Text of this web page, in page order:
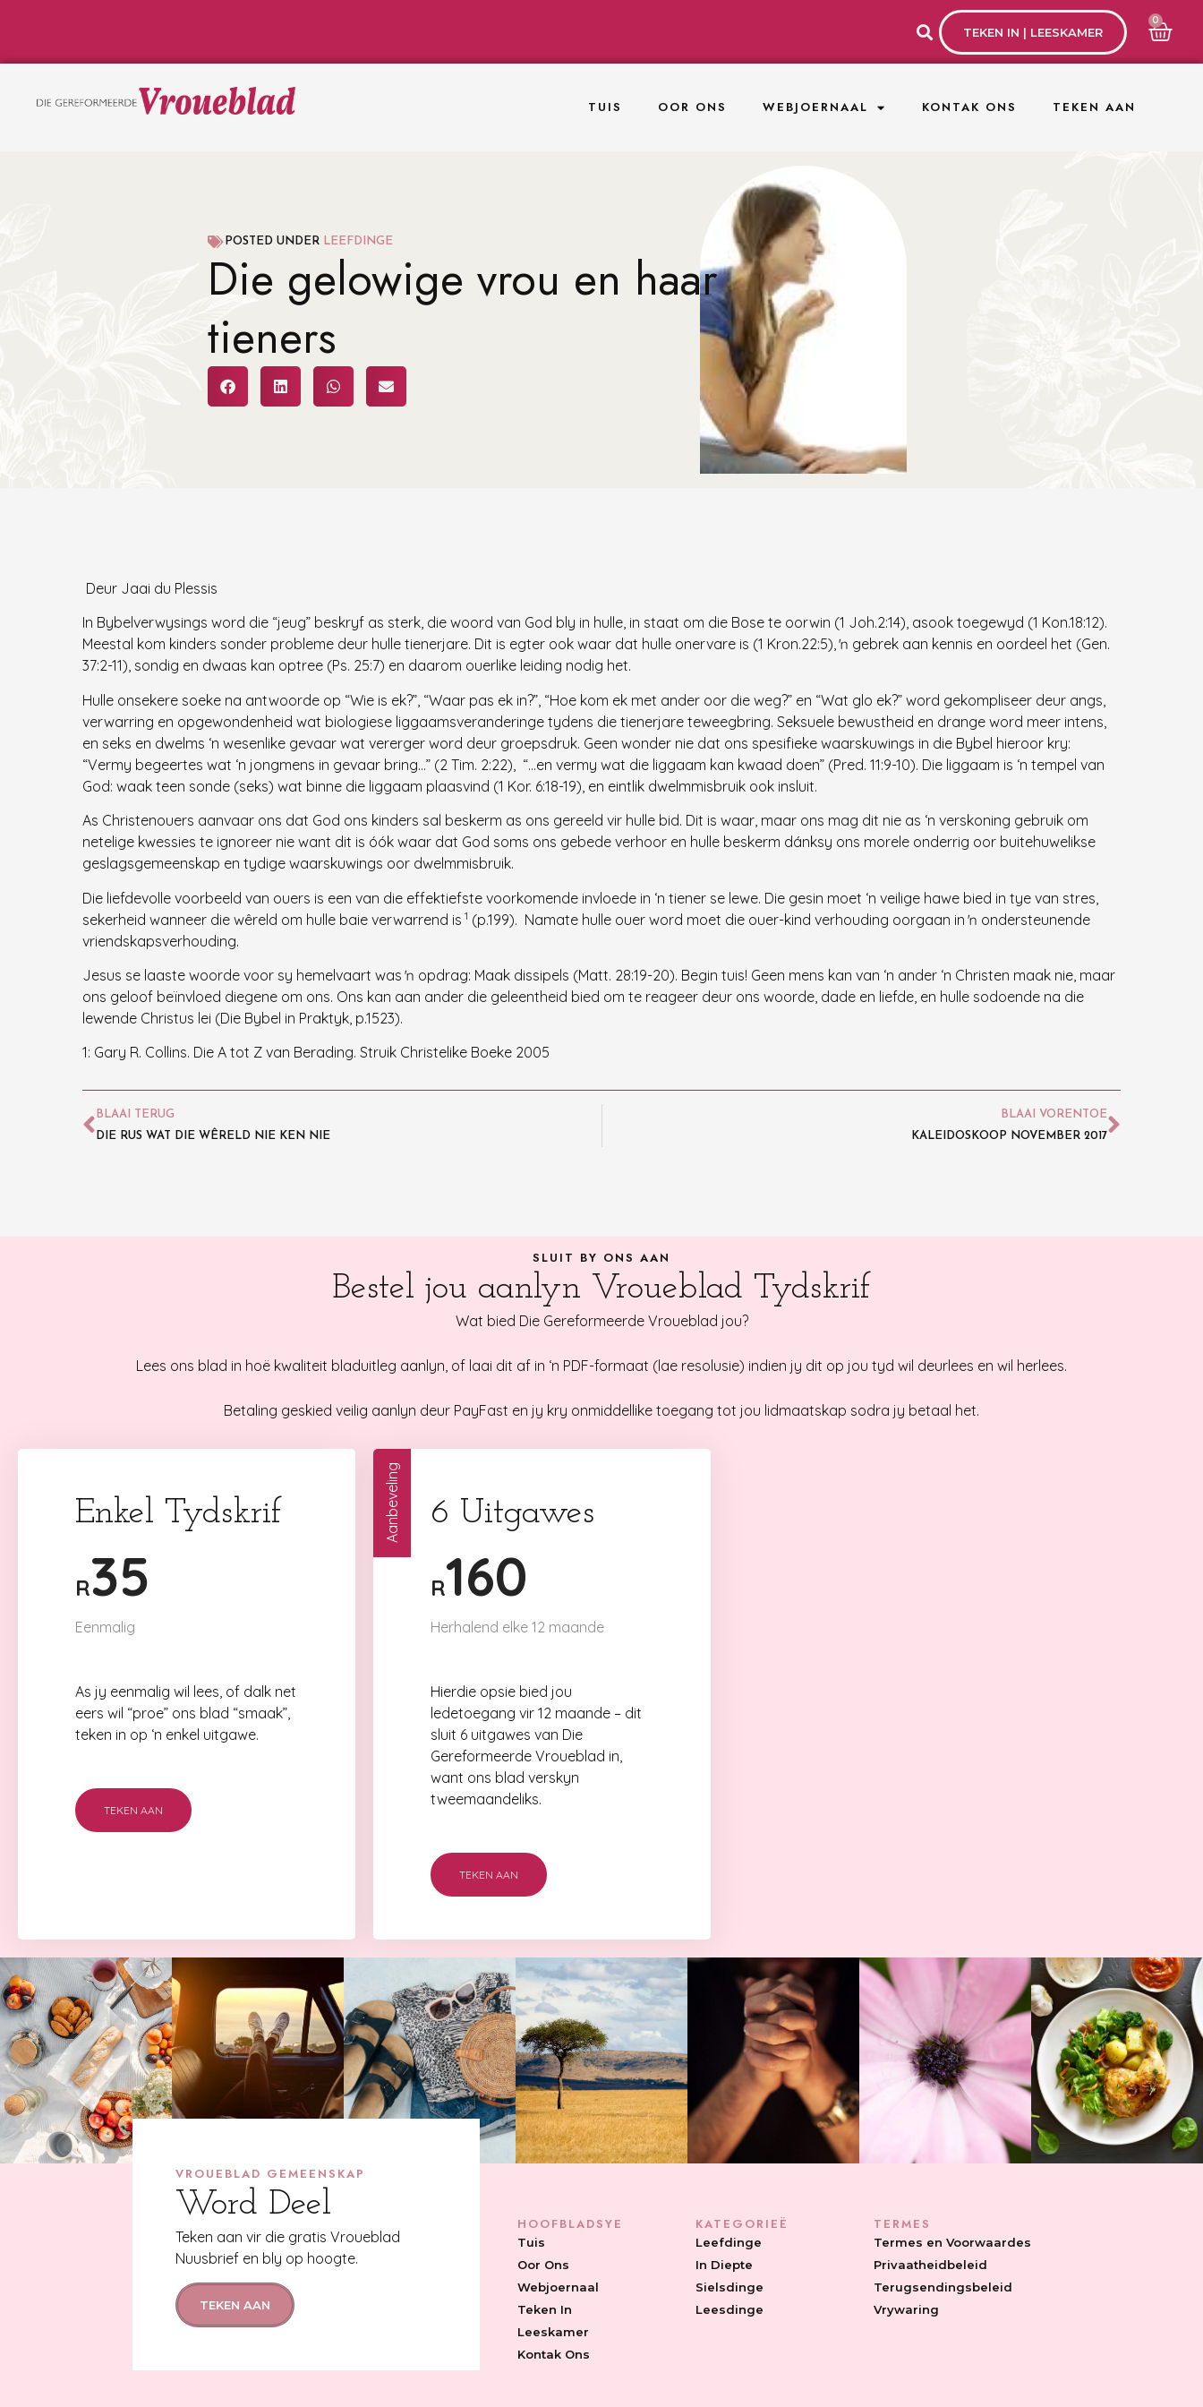
TEKEN IN | LEESKAMER
0
TUIS OOR ONS WEBJOERNAAL KONTAK ONS TEKEN AAN
POSTED UNDER LEEFDINGE
Die gelowige vrou en haar
tieners
Deur Jaai du Plessis
In Bybelverwysings word die “jeug” beskryf as sterk, die woord van God bly in hulle, in staat om die Bose te oorwin (1 Joh.2:14), asook toegewyd (1 Kon.18:12).
Meestal kom kinders sonder probleme deur hulle tienerjare. Dit is egter ook waar dat hulle onervare is (1 Kron.22:5), ŉ gebrek aan kennis en oordeel het (Gen.
37:2-11), sondig en dwaas kan optree (Ps. 25:7) en daarom ouerlike leiding nodig het.
Hulle onsekere soeke na antwoorde op “Wie is ek?”, “Waar pas ek in?”, “Hoe kom ek met ander oor die weg?” en “Wat glo ek?” word gekompliseer deur angs,
verwarring en opgewondenheid wat biologiese liggaamsveranderinge tydens die tienerjare teweegbring. Seksuele bewustheid en drange word meer intens,
en seks en dwelms ‘n wesenlike gevaar wat vererger word deur groepsdruk. Geen wonder nie dat ons spesifieke waarskuwings in die Bybel hieroor kry:
“Vermy begeertes wat ‘n jongmens in gevaar bring…” (2 Tim. 2:22), “…en vermy wat die liggaam kan kwaad doen” (Pred. 11:9-10). Die liggaam is ‘n tempel van
God: waak teen sonde (seks) wat binne die liggaam plaasvind (1 Kor. 6:18-19), en eintlik dwelmmisbruik ook insluit.
As Christenouers aanvaar ons dat God ons kinders sal beskerm as ons gereeld vir hulle bid. Dit is waar, maar ons mag dit nie as ‘n verskoning gebruik om
netelige kwessies te ignoreer nie want dit is óók waar dat God soms ons gebede verhoor en hulle beskerm dánksy ons morele onderrig oor buitehuwelikse
geslagsgemeenskap en tydige waarskuwings oor dwelmmisbruik.
Die liefdevolle voorbeeld van ouers is een van die effektiefste voorkomende invloede in ‘n tiener se lewe. Die gesin moet ‘n veilige hawe bied in tye van stres,
sekerheid wanneer die wêreld om hulle baie verwarrend is 1 (p.199). Namate hulle ouer word moet die ouer-kind verhouding oorgaan in ŉ ondersteunende
vriendskapsverhouding.
Jesus se laaste woorde voor sy hemelvaart was ŉ opdrag: Maak dissipels (Matt. 28:19-20). Begin tuis! Geen mens kan van ‘n ander ‘n Christen maak nie, maar
ons geloof beïnvloed diegene om ons. Ons kan aan ander die geleentheid bied om te reageer deur ons woorde, dade en liefde, en hulle sodoende na die
lewende Christus lei (Die Bybel in Praktyk, p.1523).
1: Gary R. Collins. Die A tot Z van Berading. Struik Christelike Boeke 2005
BLAAI TERUG
DIE RUS WAT DIE WÊRELD NIE KEN NIE
BLAAI VORENTOE
KALEIDOSKOOP NOVEMBER 2017
SLUIT BY ONS AAN
Bestel jou aanlyn Vroueblad Tydskrif
Wat bied Die Gereformeerde Vroueblad jou?
Lees ons blad in hoë kwaliteit bladuitleg aanlyn, of laai dit af in ‘n PDF-formaat (lae resolusie) indien jy dit op jou tyd wil deurlees en wil herlees.
Betaling geskied veilig aanlyn deur PayFast en jy kry onmiddellike toegang tot jou lidmaatskap sodra jy betaal het.
Enkel Tydskrif
R35
Eenmalig
As jy eenmalig wil lees, of dalk net
eers wil “proe” ons blad “smaak”,
teken in op ‘n enkel uitgawe.
TEKEN AAN
Aanbeveling 6 Uitgawes
R160
Herhalend elke 12 maande
Hierdie opsie bied jou
ledetoegang vir 12 maande – dit
sluit 6 uitgawes van Die
Gereformeerde Vroueblad in,
want ons blad verskyn
tweemaandeliks.
TEKEN AAN
VROUEBLAD GEMEENSKAP
Word Deel
Teken aan vir die gratis Vroueblad
Nuusbrief en bly op hoogte.
TEKEN AAN
HOOFBLADSYE
Tuis
Oor Ons
Webjoernaal
Teken In
Leeskamer
Kontak Ons
KATEGORIEË
Leefdinge
In Diepte
Sielsdinge
Leesdinge
TERMES
Termes en Voorwaardes
Privaatheidbeleid
Terugsendingsbeleid
Vrywaring